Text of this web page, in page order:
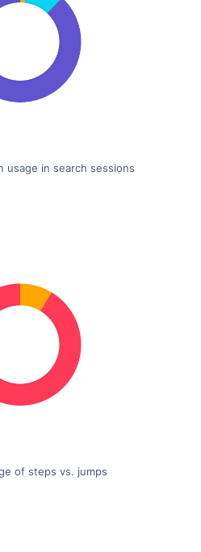
usage in search sessions
of steps vs. jumps